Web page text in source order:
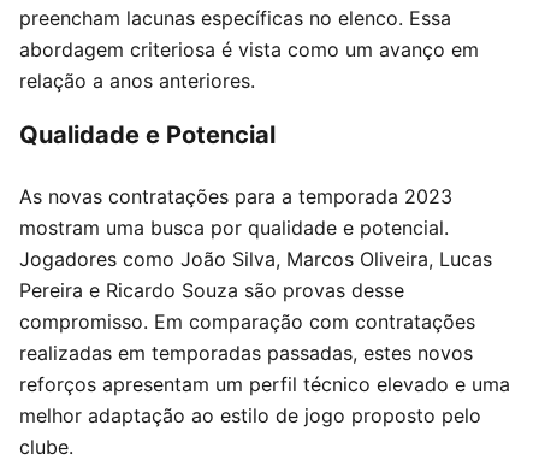
preencham lacunas específicas no elenco. Essa
abordagem criteriosa é vista como um avanço em
relação a anos anteriores.
Qualidade e Potencial
As novas contratações para a temporada 2023
mostram uma busca por qualidade e potencial.
Jogadores como João Silva, Marcos Oliveira, Lucas
Pereira e Ricardo Souza são provas desse
compromisso. Em comparação com contratações
realizadas em temporadas passadas, estes novos
reforços apresentam um perfil técnico elevado e uma
melhor adaptação ao estilo de jogo proposto pelo
clube.